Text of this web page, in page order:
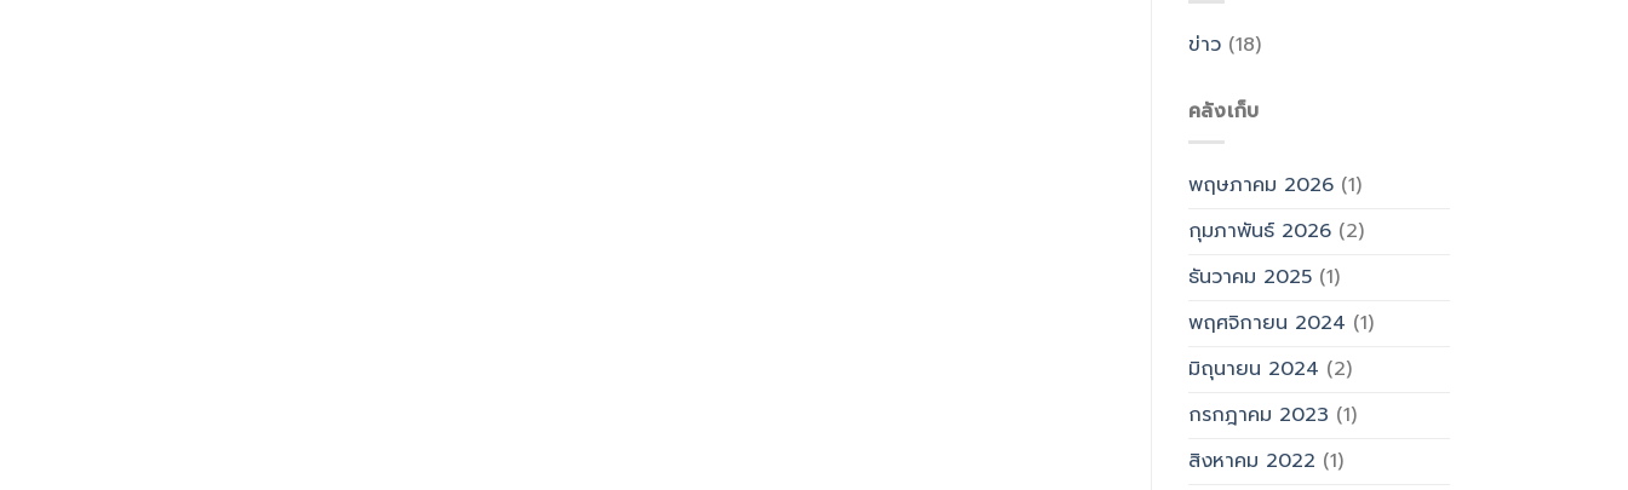
ข่าว(18)
คลังเก็บ
พฤษภาคม 2026(1)
กุมภาพันธ์ 2026(2)
ธันวาคม 2025(1)
พฤศจิกายน 2024 (1)
มิถุนายน 2024 (2)
กรกฎาคม 2023 (1)
สิงหาคม 2022 (1)